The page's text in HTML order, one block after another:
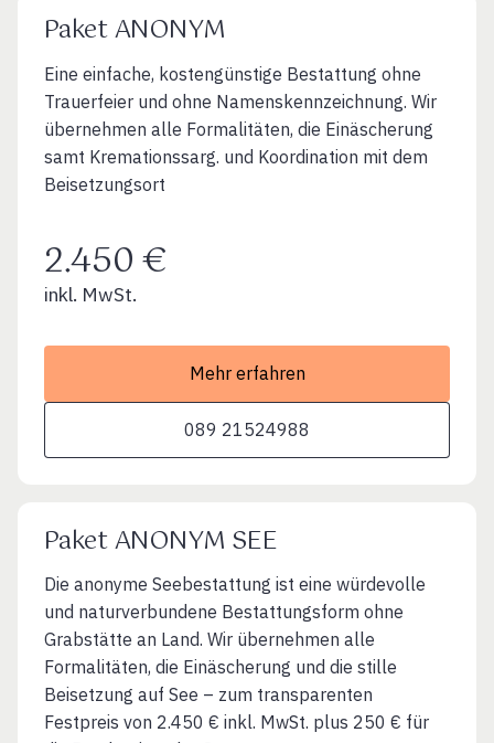
Paket ANONYM
Eine einfache, kostengünstige Bestattung ohne
Trauerfeier und ohne Namenskennzeichnung. Wir
übernehmen alle Formalitäten, die Einäscherung
samt Kremationssarg. und Koordination mit dem
Beisetzungsort
2.450 €
inkl. MwSt.
Mehr erfahren
089 21524988
Paket ANONYM SEE
Die anonyme Seebestattung ist eine würdevolle
und naturverbundene Bestattungsform ohne
Grabstätte an Land. Wir übernehmen alle
Formalitäten, die Einäscherung und die stille
Beisetzung auf See – zum transparenten
Festpreis von 2.450 € inkl. MwSt. plus 250 € für